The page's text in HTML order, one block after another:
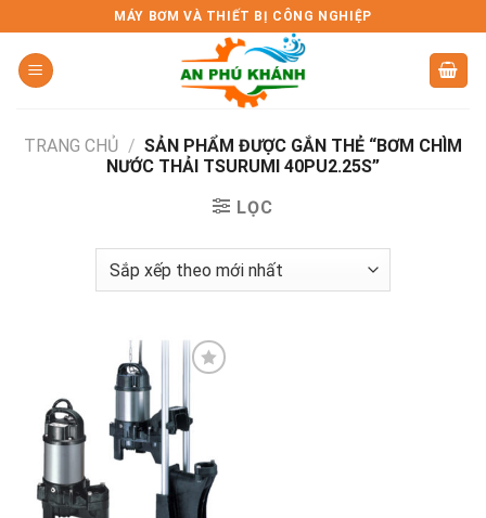
to
content
MÁY BƠM VÀ THIẾT BỊ CÔNG NGHIỆP
TRANG CHỦ / SẢN PHẨM ĐƯỢC GẮN THẺ “BƠM CHÌM
NƯỚC THẢI TSURUMI 40PU2.25S”
LỌC
Add to